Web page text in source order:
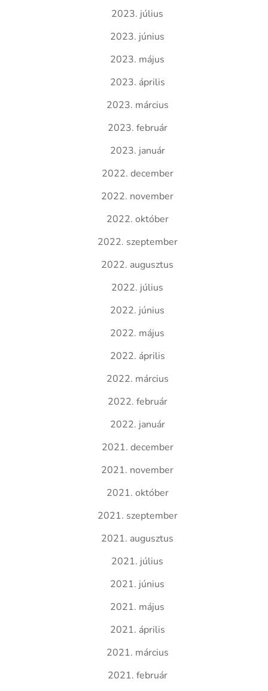
2023. július
2023. június
2023. május
2023. április
2023. március
2023. február
2023. január
2022. december
2022. november
2022. október
2022. szeptember
2022. augusztus
2022. július
2022. június
2022. május
2022. április
2022. március
2022. február
2022. január
2021. december
2021. november
2021. október
2021. szeptember
2021. augusztus
2021. július
2021. június
2021. május
2021. április
2021. március
2021. február